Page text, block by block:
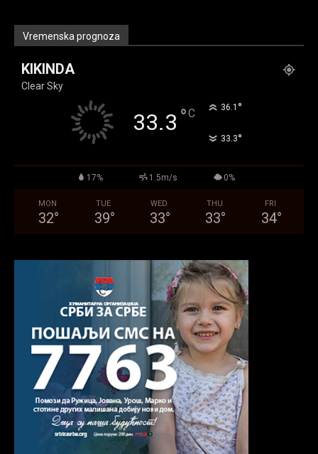
Vremenska prognoza
KIKINDA
Clear Sky
33.3 °C 36.1 °
33.3°
17% 1.5m/s 0%
MON
32°
TUE
39°
WED
33°
THU
33°
FRI
34°